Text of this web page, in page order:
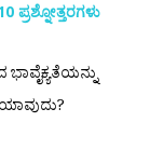
ಪ್ರಶ್ನೋತ್ತರಗಳು